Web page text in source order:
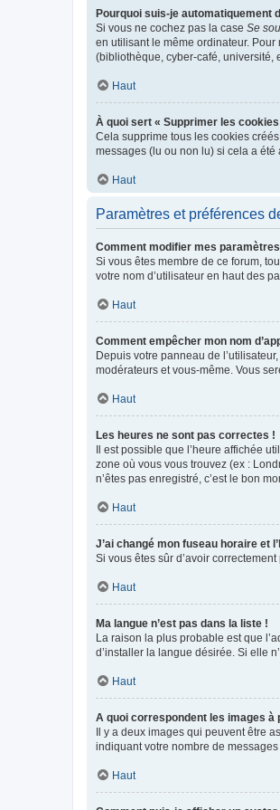
Pourquoi suis-je automatiquement
Si vous ne cochez pas la case Se
en utilisant le même ordinateur.
(bibliothèque, cyber-café, université,
Haut
À quoi sert « Supprimer les cookies
Cela supprime tous les cookies
messages (lu ou non lu) si cela a
Haut
Paramètres et préférences
Comment modifier mes
Si vous êtes membre de ce forum,
votre nom d’utilisateur en haut des
Haut
Comment empêcher mon nom
Depuis votre panneau de
modérateurs et vous-même. Vous
Haut
Les heures ne sont pas correctes !
Il est possible que l’heure affichée
zone où vous vous trouvez (ex :
n’êtes pas enregistré, c’est le bon
Haut
J’ai changé mon fuseau horaire et
Si vous êtes sûr d’avoir
Haut
Ma langue n’est pas dans la liste !
La raison la plus probable est que
d’installer la langue désirée. Si elle
Haut
A quoi correspondent les images à
Il y a deux images qui peuvent être
indiquant votre nombre de
Haut